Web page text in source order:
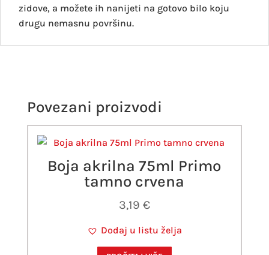
zidove, a možete ih nanijeti na gotovo bilo koju
drugu nemasnu površinu.
Povezani proizvodi
Boja akrilna 75ml Primo
tamno crvena
3,19 €
Dodaj u listu želja